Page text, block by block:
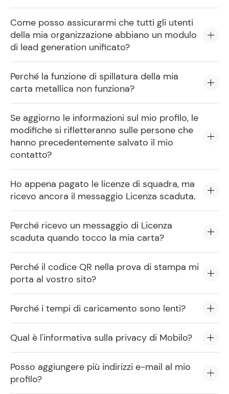
Come posso assicurarmi che tutti gli utenti
della mia organizzazione abbiano un modulo
di lead generation unificato?
Perché la funzione di spillatura della mia
carta metallica non funziona?
Se aggiorno le informazioni sul mio profilo, le
modifiche si rifletteranno sulle persone che
hanno precedentemente salvato il mio
contatto?
Ho appena pagato le licenze di squadra, ma
ricevo ancora il messaggio Licenza scaduta.
Perché ricevo un messaggio di Licenza
scaduta quando tocco la mia carta?
Perché il codice QR nella prova di stampa mi
porta al vostro sito?
Perché i tempi di caricamento sono lenti?
Qual è l'informativa sulla privacy di Mobilo?
Posso aggiungere più indirizzi e-mail al mio
profilo?